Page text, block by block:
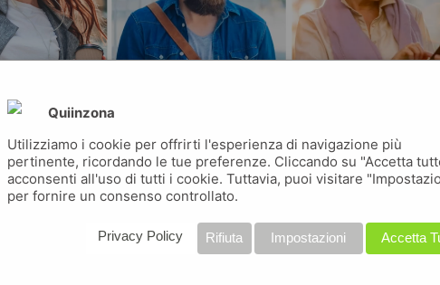
Quiinzona
Utilizziamo i cookie per offrirti l'esperienza di navigazione più
pertinente, ricordando le tue preferenze. Cliccando su "Accetta
acconsenti all'uso di tutti i cookie. Tuttavia, puoi visitare
per fornire un consenso controllato.
Accetta
Impostazioni
Rifiuta
Privacy Policy